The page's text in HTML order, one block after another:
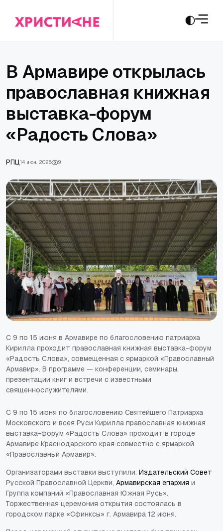
В Армавире открылась
православная книжная
выставка-форум
«Радость Слова»
РПЦ14 июн., 2026 9
С 9 по 15 июня в Армавире по благословению патриарха
Кирилла проходит православная книжная выставка-форум
«Радость Слова», совмещенная с ярмаркой «Православный
Армавир». В программе — конференции, семинары,
презентации книг и встречи с известными
священнослужителями.
С 9 по 15 июня по благословению Святейшего Патриарха
Московского и всея Руси Кирилла православная книжная
выставка-форум «Радость Слова» проходит в городе
Армавире Краснодарского края совместно с ярмаркой
«Православный Армавир».
Организаторами выставки выступили: Издательский Совет
Русской Православной Церкви, Армавирская епархия и
Группа компаний «Православная Южная Русь».
Торжественная церемония открытия состоялась в
городском парке «Сфинксы» г. Армавира 12 июня.